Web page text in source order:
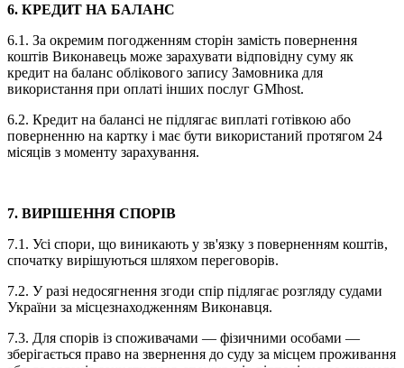
6. КРЕДИТ НА БАЛАНС
6.1. За окремим погодженням сторін замість повернення
коштів Виконавець може зарахувати відповідну суму як
кредит на баланс облікового запису Замовника для
використання при оплаті інших послуг GMhost.
6.2. Кредит на балансі не підлягає виплаті готівкою або
поверненню на картку і має бути використаний протягом 24
місяців з моменту зарахування.
7. ВИРІШЕННЯ СПОРІВ
7.1. Усі спори, що виникають у зв'язку з поверненням коштів,
спочатку вирішуються шляхом переговорів.
7.2. У разі недосягнення згоди спір підлягає розгляду судами
України за місцезнаходженням Виконавця.
7.3. Для спорів із споживачами — фізичними особами —
зберігається право на звернення до суду за місцем проживання